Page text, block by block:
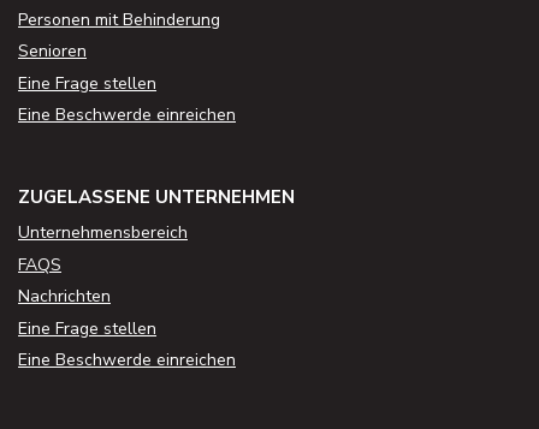
Personen mit Behinderung
Senioren
Eine Frage stellen
Eine Beschwerde einreichen
ZUGELASSENE UNTERNEHMEN
Unternehmensbereich
FAQS
Nachrichten
Eine Frage stellen
Eine Beschwerde einreichen